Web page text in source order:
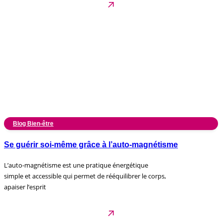
Blog Bien-être
Se guérir soi-même grâce à l’auto-magnétisme
L’auto-magnétisme est une pratique énergétique
simple et accessible qui permet de rééquilibrer le corps,
apaiser l’esprit